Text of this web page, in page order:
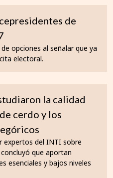
de
opciones al señalar que ya
electoral.
la calidad
cerdo y los
expertos del INTI sobre
que aportan
esenciales y bajos niveles